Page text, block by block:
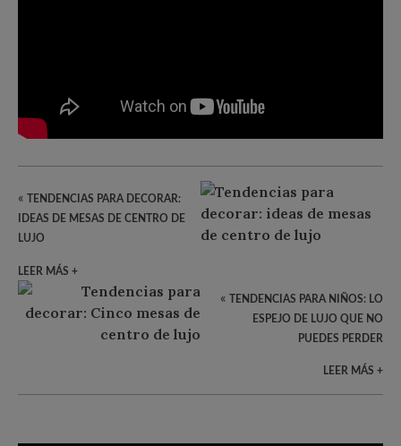
«
TENDENCIAS PARA DECORAR:
IDEAS DE MESAS DE CENTRO DE
LUJO
LEER MÁS +
« TENDENCIAS PARA NIÑOS: LO
ESPEJO DE LUJO QUE NO
PUEDES PERDER
LEER MÁS +